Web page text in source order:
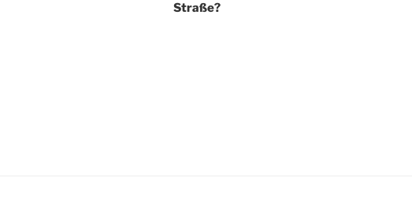
Straße?